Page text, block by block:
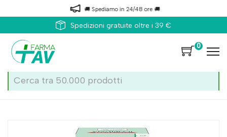
🚚 Spediamo in 24/48 ore 🚚
Spedizioni gratuite oltre i 39 €
0